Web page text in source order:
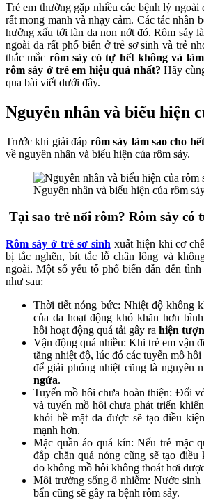
Trẻ em thường gặp nhiều các bệnh lý ngoài
rất mong manh và nhạy cảm. Các tác nhân
hưởng xấu tới làn da non nớt đó. Rôm sảy
ngoài da rất phổ biến ở trẻ sơ sinh và trẻ
thắc mắc rôm sảy có tự hết không và
rôm sảy ở trẻ em hiệu quả nhất? Hãy
qua bài viết dưới đây.
Nguyên nhân và biểu hiện
Trước khi giải đáp rôm sảy làm sao cho hết
về nguyên nhân và biểu hiện của rôm sảy.
Nguyên nhân và biểu hiện của rôm
Tại sao trẻ nổi rôm? Rôm sảy có
Rôm sảy ở trẻ sơ sinh xuất hiện khi cơ
bị tắc nghẽn, bít tắc lỗ chân lông và
ngoài. Một số yếu tố phổ biến dẫn đến
như sau:
Thời tiết nóng bức: Nhiệt độ không
của da hoạt động khó khăn hơn
hôi hoạt động quá tải gây ra hiện
Vận động quá nhiều: Khi trẻ em vận
tăng nhiệt độ, lúc đó các tuyến mồ
để giải phóng nhiệt cũng là nguyên
ngứa.
Tuyến mồ hôi chưa hoàn thiện: Đối
và tuyến mồ hôi chưa phát triển
khỏi bề mặt da được sẽ tạo điều
mạnh hơn.
Mặc quần áo quá kín: Nếu trẻ mặc
đắp chăn quá nóng cũng sẽ tạo điều
do không mồ hôi không thoát hơi
Môi trường sống ô nhiễm: Nước sinh
bẩn cũng sẽ gây ra bệnh rôm sảy.